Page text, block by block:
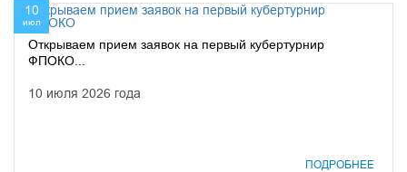
10
июл
Открываем прием заявок на первый кубертурнир
ФПОКО...
10 июля 2026 года
ПОДРОБНЕЕ